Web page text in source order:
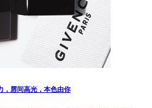
，唇间高光，本色由你